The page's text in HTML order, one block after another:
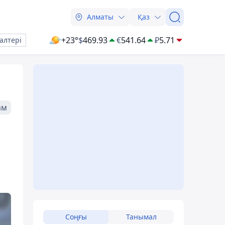
Алматы Қаз
+23°$469.93 €541.64 ₽5.71
Соңғы Танымал